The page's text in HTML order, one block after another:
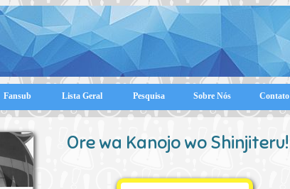
Fansub Lista Geral Pesquisa Sobre Nós Contato
Ore wa Kanojo wo Shinjiteru!